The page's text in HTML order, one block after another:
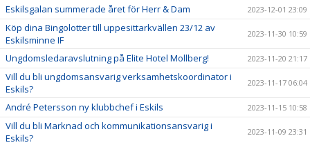
Eskilsgalan summerade året för Herr & Dam 2023-12-01 23:09
Köp dina Bingolotter till uppesittarkvällen 23/12 av
Eskilsminne IF
2023-11-30 10:59
Ungdomsledaravslutning på Elite Hotel Mollberg! 2023-11-20 21:17
Vill du bli ungdomsansvarig verksamhetskoordinator i
Eskils?
2023-11-17 06:04
André Petersson ny klubbchef i Eskils 2023-11-15 10:58
Vill du bli Marknad och kommunikationsansvarig i
Eskils?
2023-11-09 23:31